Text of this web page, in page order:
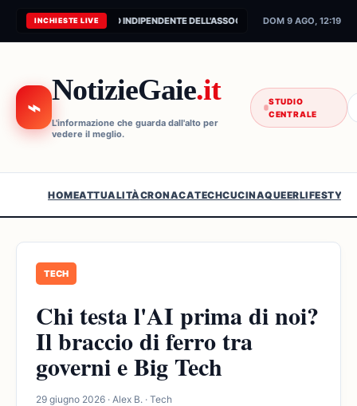
INCHIESTE LIVE
CONNESSIONE AL FEED INDIPENDENTE DELL'ASSOCIAZIONE...DOM 9 AGO, 12:19
⌁
NotizieGaie.it
L'informazione che guarda dall'alto per
vedere il meglio.
STUDIO
CENTRALE
HOMEATTUALITÀCRONACATECHCUCINAQUEERLIFESTYLE
TECH
Chi testa l'AI prima di noi?
Il braccio di ferro tra
governi e Big Tech
29 giugno 2026 · Alex B. · Tech